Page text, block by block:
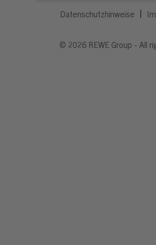
Datenschutzhinweise
© 2026 REWE Group - All